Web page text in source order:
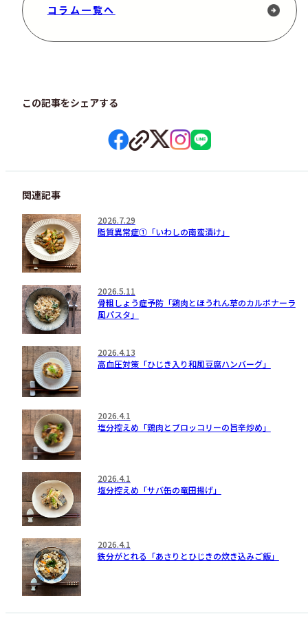
コラム一覧へ
この記事をシェアする
関連記事
2026.7.29
脂質異常症①「いわしの南蛮漬け」
2026.5.11
骨粗しょう症予防「鶏肉とほうれん草のカルボナーラ
風パスタ」
2026.4.13
高血圧対策「ひじき入り和風豆腐ハンバーグ」
2026.4.1
塩分控えめ「鶏肉とブロッコリーの旨辛炒め」
2026.4.1
塩分控えめ「サバ缶の竜田揚げ」
2026.4.1
鉄分がとれる「あさりとひじきの炊き込みご飯」